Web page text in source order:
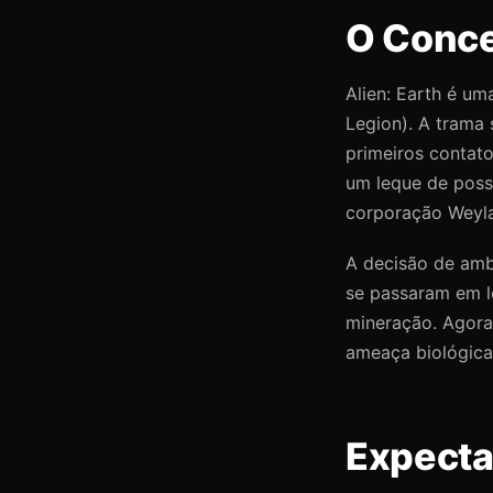
O
Alien: Earth é
Legion). A
primeiros
um leque de
corporação
A decisão de
se passaram em
mineração.
ameaça